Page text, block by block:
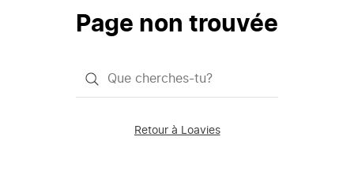
Page non trouvée
Qu'est-
Retour à Loavies